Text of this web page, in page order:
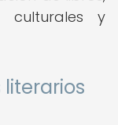
culturales y